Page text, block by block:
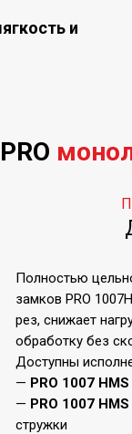
Полностью
замков PRO
рез, снижает
обработку без
Доступны
— PRO 1007 HMS
— PRO 1007 HMS
стружки
и